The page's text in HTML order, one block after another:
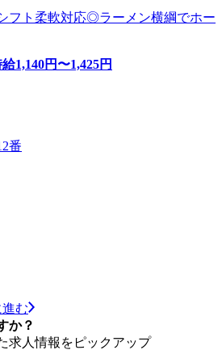
フト柔軟対応◎ラーメン横綱でホー
給1,140円〜1,425円
番
む
か？
求人情報をピックアップ